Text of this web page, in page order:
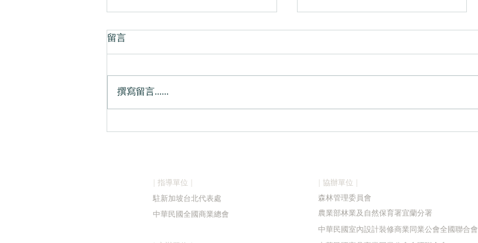
留言
撰寫留言......
| 指導單位 |
駐新加坡台北代表處
中華民國全國商業總會
| 協辦單位 |
森林管理委員會
農業部林業及自然保育署宜蘭分署
中華民國室內設計裝修商業同業公會全國聯合會